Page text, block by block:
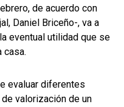
de acuerdo con
Daniel Briceño-, va a
eventual utilidad que se
casa.
evaluar diferentes
valorización de un